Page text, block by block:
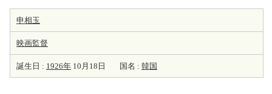
申相玉
映画監督
誕生日 : 1926年 10月18日 国名 : 韓国